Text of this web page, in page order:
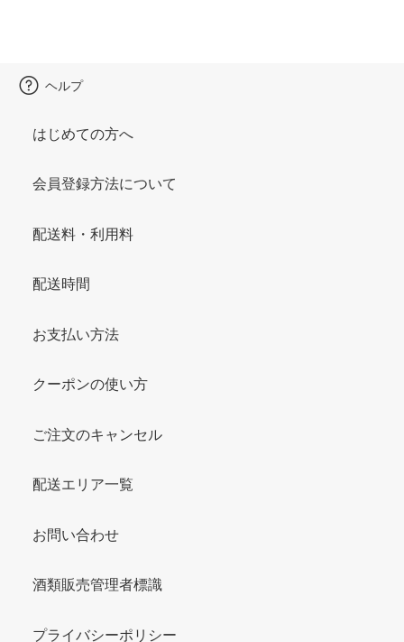
ヘルプ
はじめての方へ
会員登録方法について
配送料・利用料
配送時間
お支払い方法
クーポンの使い方
ご注文のキャンセル
配送エリア一覧
お問い合わせ
酒類販売管理者標識
プライバシーポリシー